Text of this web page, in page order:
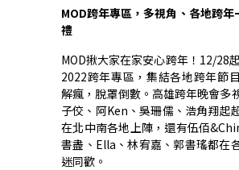
MOD跨年專區，多視角、各地跨年
禮
MOD揪大家在家安心跨年！ 12/28
2022跨年專區，集結各地跨年節
解瘋，脫罩倒數。高雄跨年晚會多
子佼、阿Ken 、吳珊儒、浩角翔起
在北中南各地上陣，還有伍佰
書盡、 Ella 、林宥嘉、郭書瑤都在
迷同歡。